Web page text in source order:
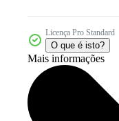
Licença Pro Standard
O que é isto?
Mais informações